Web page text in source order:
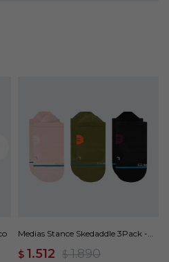
Medias Stance Skedaddle 3Pack -
$ 1.512 $ 1.890